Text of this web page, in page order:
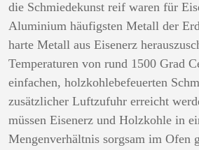
die Schmiedekunst reif waren für
Aluminium häufigsten Metall der
harte Metall aus Eisenerz
Temperaturen von rund 1500 Grad
einfachen, holzkohlebefeuerten
zusätzlicher Luftzufuhr erreicht
müssen Eisenerz und Holzkohle in
Mengenverhältnis sorgsam im Ofen